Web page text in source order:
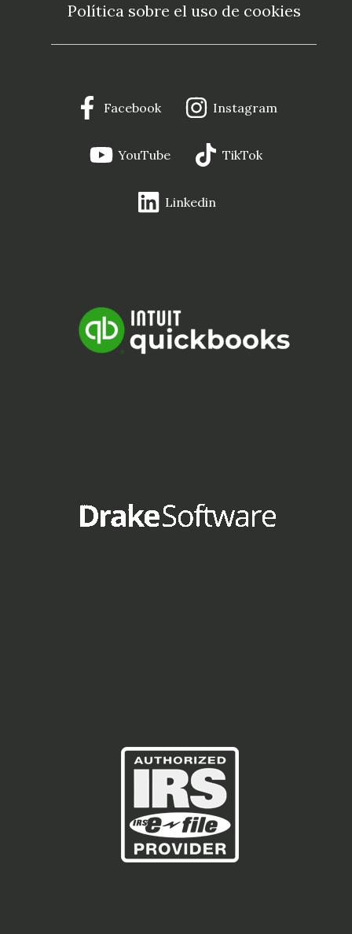
Política sobre el uso de cookies
Facebook Instagram
YouTube TikTok
Linkedin